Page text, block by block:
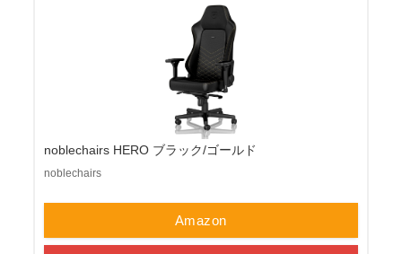
noblechairs HERO ブラック/ゴールド
noblechairs
Amazon